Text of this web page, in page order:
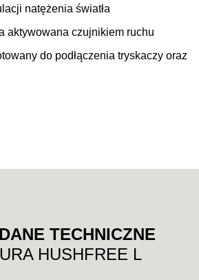
natężenia światła
aktywowana czujnikiem ruchu
do podłączenia tryskaczy oraz
TECHNICZNE
HUSHFREE L